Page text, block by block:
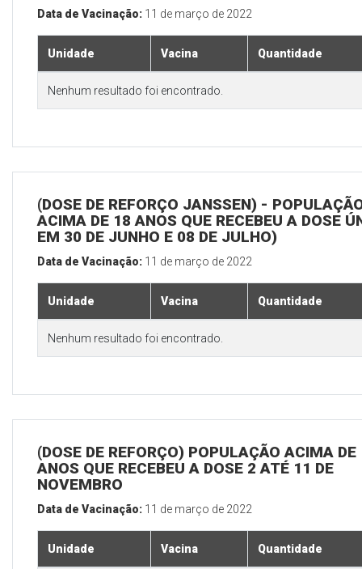
Data de Vacinação: 11 de março de 2022
Unidade Vacina Quantidade
Nenhum resultado foi encontrado.
(DOSE DE REFORÇO JANSSEN) -
ACIMA DE 18 ANOS QUE RECEBEU A DOSE
EM 30 DE JUNHO E 08 DE JULHO)
Data de Vacinação: 11 de março de 2022
Unidade Vacina Quantidade
Nenhum resultado foi encontrado.
(DOSE DE REFORÇO) POPULAÇÃO ACIMA DE
ANOS QUE RECEBEU A DOSE 2 ATÉ 11 DE
NOVEMBRO
Data de Vacinação: 11 de março de 2022
Unidade Vacina Quantidade